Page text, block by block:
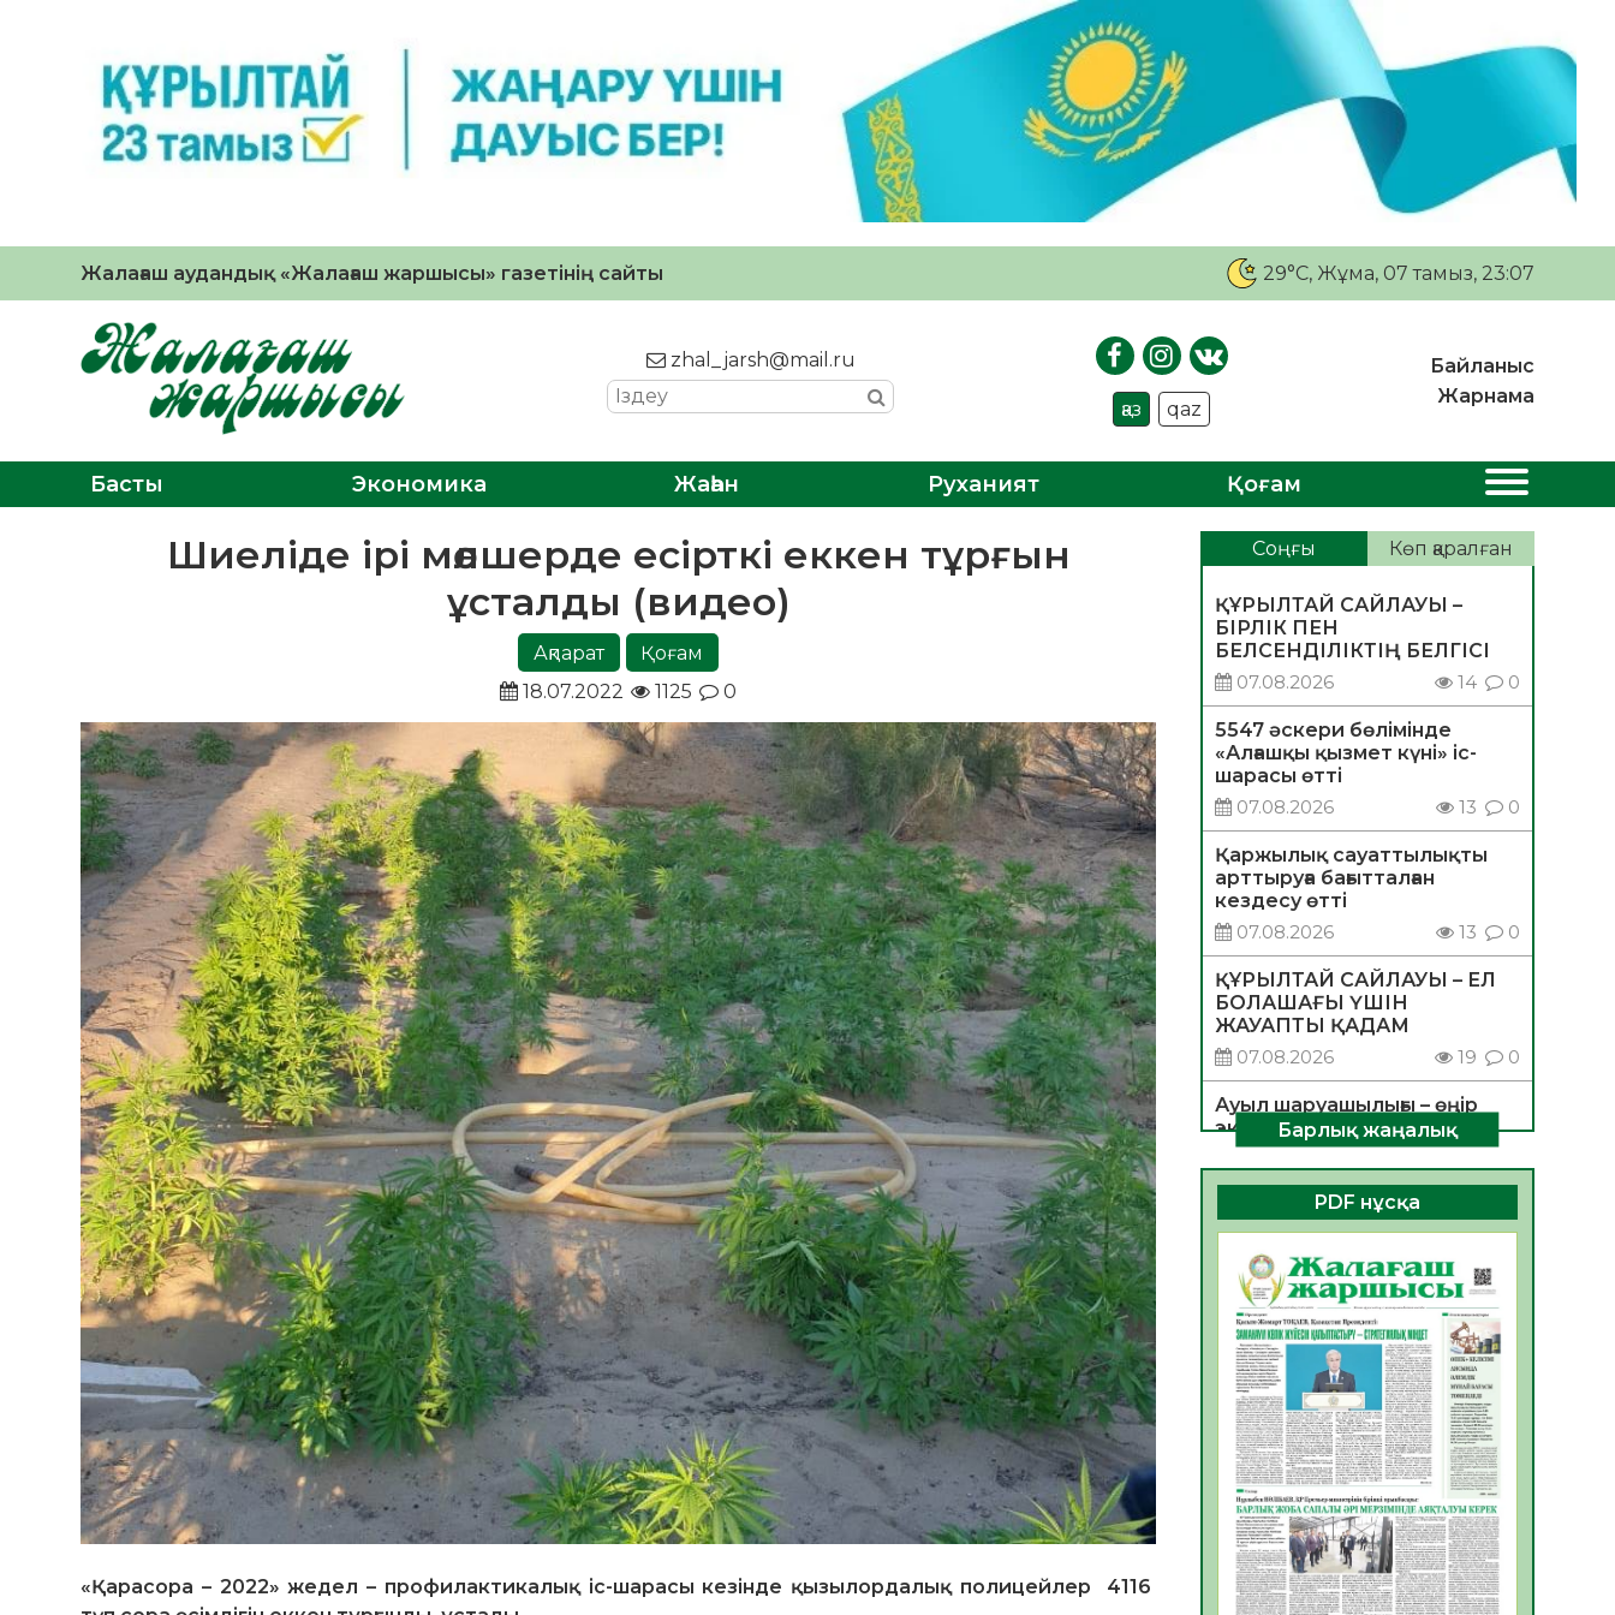
Жалағаш аудандық «Жалағаш жаршысы» газетінің сайты 29°C, Жұма, 07 тамыз, 23:07
zhal_jarsh@mail.ru
қаз qaz
Байланыс
Жарнама
Басты Экономика Жаһан Руханият Қоғам
Шиеліде ірі мөлшерде есірткі еккен тұрғын
ұсталды (видео)
Ақпарат
Қоғам
18.07.2022
1125 0
«Қарасора – 2022» жедел – профилактикалық іс-шарасы кезінде қызылордалық полицейлер 4116
Соңғы Көп қаралған
ҚҰРЫЛТАЙ САЙЛАУЫ –
БІРЛІК ПЕН
БЕЛСЕНДІЛІКТІҢ БЕЛГІСІ
07.08.2026
14 0
5547 әскери бөлімінде
«Алғашқы қызмет күні» іс-
шарасы өтті
07.08.2026
13 0
Қаржылық сауаттылықты
арттыруға бағытталған
кездесу өтті
07.08.2026
13 0
ҚҰРЫЛТАЙ САЙЛАУЫ – ЕЛ
БОЛАШАҒЫ ҮШІН
ЖАУАПТЫ ҚАДАМ
07.08.2026
19 0
Ауыл шаруашылығы – өңір
экономикасының негізгі
тірегі
06.08.2026
29 0
ҚОҒАМДЫҚ БЕЛСЕНДІЛІК –
ЕЛ ДАМУЫНЫҢ НЕГІЗІ
06.08.2026
28
ҚҰРЫЛТАЙ САЙЛАУЫ –
БОЛАШАҚҚА БАСТАР
ЖАУАПТЫ ТАҢДАУ
06.08.2026
30
Инфекциялық ауруларға
қарсы иммундау
жұмыстарының тиімділігі
06.08.2026
31
Көкжөтел ауруы туралы
Барлық жаңалық
PDF нұсқа